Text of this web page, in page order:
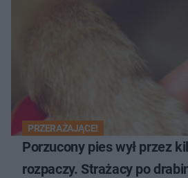
PRZERAŻAJĄCE!
Porzucony pies wył przez
rozpaczy. Strażacy po